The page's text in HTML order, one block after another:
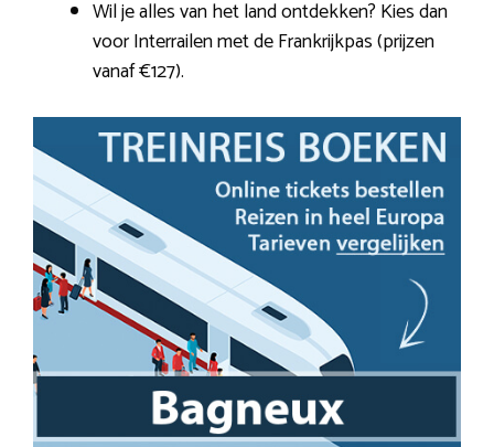
Wil je alles van het land ontdekken? Kies dan
voor Interrailen met de Frankrijkpas (prijzen
vanaf €127).